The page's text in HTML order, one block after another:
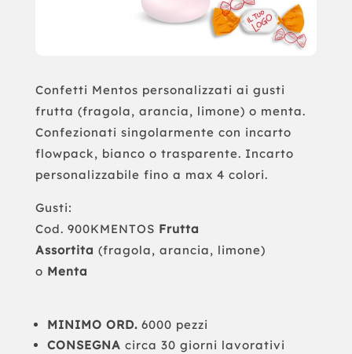
Confetti Mentos personalizzati ai gusti
frutta (fragola, arancia, limone) o menta.
Confezionati singolarmente con incarto
flowpack, bianco o trasparente. Incarto
personalizzabile fino a max 4 colori.
Gusti:
Cod. 900KMENTOS Frutta
Assortita (fragola, arancia, limone)
o Menta
MINIMO ORD. 6000 pezzi
CONSEGNA circa 30 giorni lavorativi